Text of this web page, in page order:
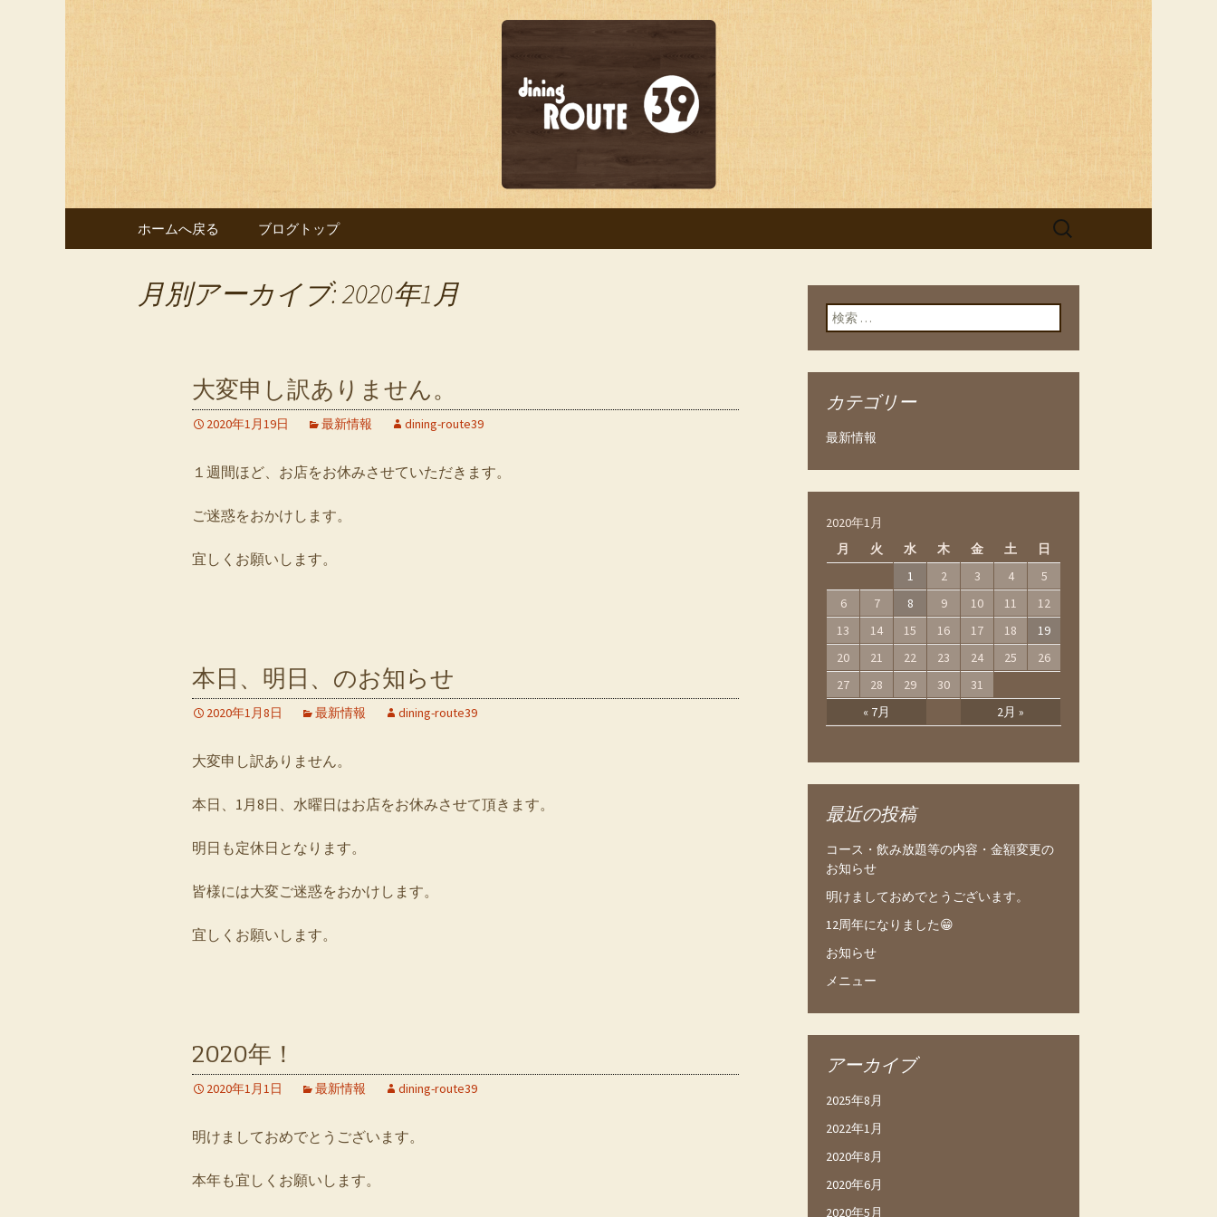
dining ROUTE39のブログ
静岡・三島にあるダイニングバー「dining ROUTE39（ダイニング ルート サンジュウキュウ）」。デー
トやディナーはもちろん、宴会や女子会、結婚式の二次会など様々なシーンでご利用いただけます。
コンテンツへ移動
ホームへ戻る ブログトップ
検
月別アーカイブ: 2020年1月
大変申し訳ありません。
2020年1月19日 最新情報 dining-route39
１週間ほど、お店をお休みさせていただきます。
ご迷惑をおかけします。
宜しくお願いします。
本日、明日、のお知らせ
2020年1月8日 最新情報 dining-route39
大変申し訳ありません。
本日、1月8日、水曜日はお店をお休みさせて頂きます。
明日も定休日となります。
皆様には大変ご迷惑をおかけします。
宜しくお願いします。
2020年！
2020年1月1日 最新情報 dining-route39
明けましておめでとうございます。
本年も宜しくお願いします。
検索:
カテゴリー
最新情報
2020年1月
月
火 水 木 金 土 日
« 7月 2月 »
1 2 3 4
5
6
7 8 9 10 11
12
13
14 15 16 17 18
19
20
21 22 23 24 25
26
27
28 29 30 31
最近の投稿
コース・飲み放題等の内容・金額変更の
お知らせ
明けましておめでとうございます。
12周年になりました😁
お知らせ
メニュー
アーカイブ
2025年8月
2022年1月
2020年8月
2020年6月
2020年5月